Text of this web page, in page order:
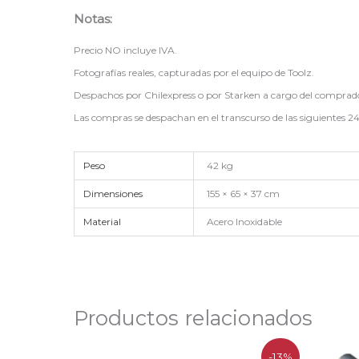
Notas:
Precio NO incluye IVA.
Fotografías reales, capturadas por el equipo de Toolz.
Despachos por Chilexpress o por Starken a cargo del
Las compras se despachan en el transcurso de las siguientes
Peso 42 kg
Dimensiones 155 × 65 × 37 cm
Material Acero Inoxidable
Productos relacionados